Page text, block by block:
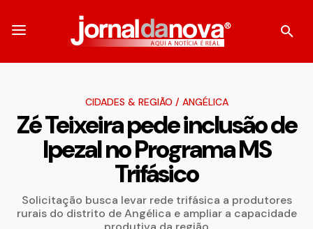
CIDADES & REGIÃO / ANGÉLICA
Zé Teixeira pede inclusão de
Ipezal no Programa MS
Trifásico
Solicitação busca levar rede trifásica a produtores
rurais do distrito de Angélica e ampliar a capacidade